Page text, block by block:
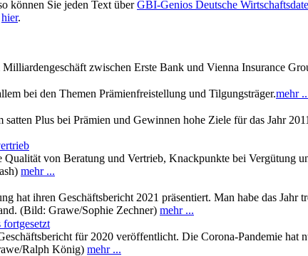
können Sie jeden Text überGBI-Genios Deutsche
hier.
zwischen Erste Bank und Vienna Insurance
bei den Themen Prämienfreistellung und Tilgungsträger.mehr
Plus bei Prämien und Gewinnen hohe Ziele für das Jahr
von Beratung und Vertrieb, Knackpunkte bei Vergütung
mehr ...
hat ihren Geschäftsbericht 2021 präsentiert. Man habe das
(Bild: Grawe/Sophie Zechner) mehr ...
für 2020 veröffentlicht. Die Corona-Pandemie hat
Ralph König) mehr ...